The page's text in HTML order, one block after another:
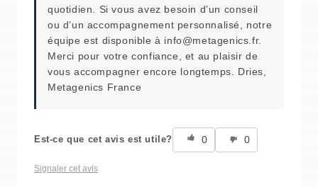
quotidien. Si vous avez besoin d’un conseil
ou d’un accompagnement personnalisé, notre
équipe est disponible à info@metagenics.fr.
Merci pour votre confiance, et au plaisir de
vous accompagner encore longtemps. Dries,
Metagenics France
Est-ce que cet avis est utile? 0 0
Signaler cet avis